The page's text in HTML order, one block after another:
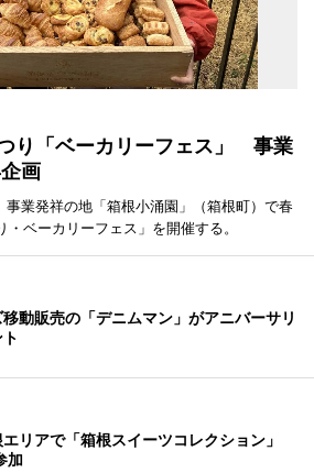
り「ベーカリーフェス」 事業
画
業発祥の地「箱根小涌園」（箱根町）で春
ベーカリーフェス」を開催する。
動販売の「デニムマン」がアニバーサリ
エリアで「箱根スイーツコレクション」
加